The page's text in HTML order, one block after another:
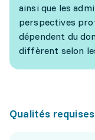
ainsi que les
perspectives
dépendent du
diffèrent selon
Qualités